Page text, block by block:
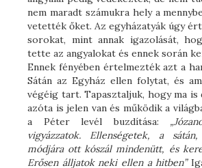
nem maradt számukra hely a
vetették őket. Az egyházatyák úgy
sorokat, mint annak igazolását,
tette az angyalokat és ennek során
Ennek fényében értelmezték azt a
Sátán az Egyház ellen folytat, és
végéig tart. Tapasztaljuk, hogy ma is
azóta is jelen van és működik a
a Péter levél buzdítása:
vigyázzatok. Ellenségetek, a
módjára ott kószál mindenütt, és
Erősen álljatok neki ellen a hitben”